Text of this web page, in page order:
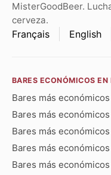
MisterGoodBeer.
cerveza.
Français English
BARES ECONÓMICOS EN
Bares más
Bares más
Bares más
Bares más
Bares más